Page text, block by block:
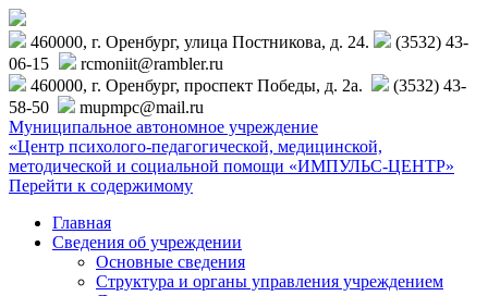
460000, г. Оренбург, улица Постникова, д. 24.
(3532) 43-
06-15
rcmoniit@rambler.ru
460000, г. Оренбург, проспект Победы, д. 2а.
(3532) 43-
58-50
mupmpc@mail.ru
Муниципальное автономное учреждение
«Центр психолого-педагогической, медицинской,
методической и социальной помощи «ИМПУЛЬС-ЦЕНТР»
Перейти к содержимому
Главная
Сведения об учреждении
Основные сведения
Структура и органы управления учреждением